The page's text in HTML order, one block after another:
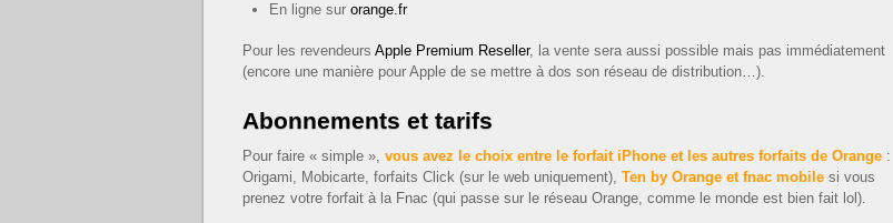
En ligne sur orange.fr
Pour les revendeurs Apple Premium Reseller, la vente sera aussi possible mais pas immédiatement
(encore une manière pour Apple de se mettre à dos son réseau de distribution…).
Abonnements et tarifs
Pour faire « simple », vous avez le choix entre le forfait iPhone et les autres forfaits de Orange :
Origami, Mobicarte, forfaits Click (sur le web uniquement), Ten by Orange et fnac mobile si vous
prenez votre forfait à la Fnac (qui passe sur le réseau Orange, comme le monde est bien fait lol).